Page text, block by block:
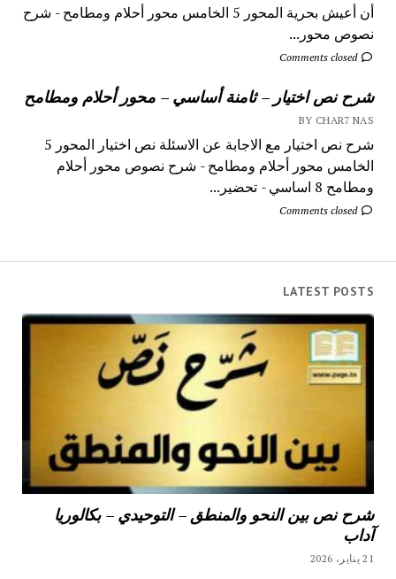
أن أعيش بحرية المحور 5 الخامس محور أحلام ومطامح - شرح
نصوص محور...
Comments closed
شرح نص اختيار – ثامنة أساسي – محور أحلام ومطامح
BY CHAR7 NAS
شرح نص اختيار مع الاجابة عن الاسئلة نص اختيار المحور 5
الخامس محور أحلام ومطامح - شرح نصوص محور أحلام
ومطامح 8 اساسي - تحضير...
Comments closed
LATEST POSTS
شرح نص بين النحو والمنطق – التوحيدي – بكالوريا
آداب
21 يناير، 2026